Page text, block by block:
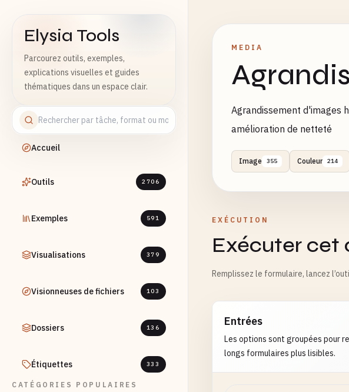
Elysia Tools
Parcourez outils, exemples,
explications visuelles et guides
thématiques dans un espace clair.
Accueil
Outils 2706
Exemples 591
Visualisations 379
Visionneuses de fichiers 103
Dossiers 136
Étiquettes 333
CATÉGORIES POPULAIRES
MEDIA
Agrandissement d'images
amélioration de netteté
Image 355 Couleur 214
EXÉCUTION
Exécuter cet
Remplissez le formulaire, lancez
Entrées
Les options sont groupées pour
longs formulaires plus lisibles.